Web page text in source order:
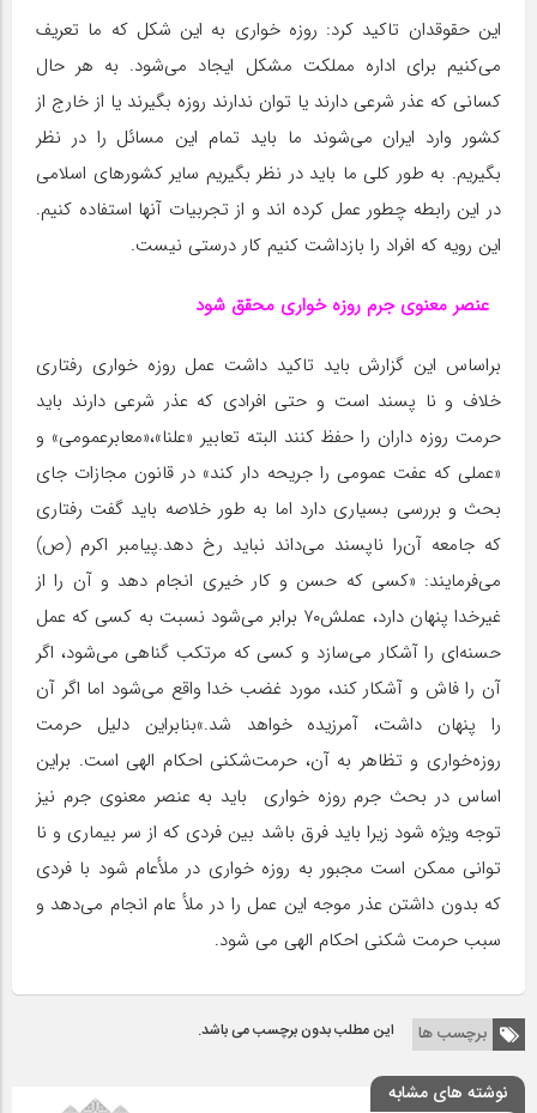
این حقوقدان تاکید کرد: روزه خواری به این شکل که ما تعریف
می‌کنیم برای اداره مملکت مشکل ایجاد می‌شود. به هر حال
کسانی که عذر شرعی دارند یا توان ندارند روزه بگیرند یا از خارج از
کشور وارد ایران می‌شوند ما باید تمام این مسائل را در نظر
بگیریم. به طور کلی ما باید در نظر بگیریم سایر کشورهای اسلامی
در این رابطه چطور عمل کرده اند و از تجربیات آنها استفاده کنیم.
این رویه که افراد را بازداشت کنیم کار درستی نیست.
عنصر معنوی جرم روزه خواری محقق شود
براساس این گزارش باید تاکید داشت عمل روزه خواری رفتاری
خلاف و نا پسند است و حتی افرادی که عذر شرعی دارند باید
حرمت روزه داران را حفظ کنند البته تعابیر «علنا»،«معابرعمومی» و
«عملی که عفت عمومی را جریحه دار کند» در قانون مجازات جای
بحث و بررسی بسیاری دارد اما به طور خلاصه باید گفت رفتاری
که جامعه آن‌را ناپسند می‌داند نباید رخ دهد.پیامبر اکرم (ص)
می‌فرمایند: «کسی که حسن و کار خیری انجام دهد و آن را از
غیرخدا پنهان دارد، عملش۷۰ برابر می‌شود نسبت به کسی که عمل
حسنه‌ای را آشکار می‌سازد و کسی که مرتکب گناهی می‌شود، اگر
آن را فاش و آشکار کند، مورد غضب خدا واقع می‌شود اما اگر آن
را پنهان داشت، آمرزیده خواهد شد.»بنابراین دلیل حرمت
روزه‌خواری و تظاهر به آن، حرمت‌شکنی احکام الهی است. براین
اساس در بحث جرم روزه خواری باید به عنصر معنوی جرم نیز
توجه ویژه شود زیرا باید فرق باشد بین فردی که از سر بیماری و نا
توانی ممکن است مجبور به روزه خواری در ملأعام شود با فردی
که بدون داشتن عذر موجه این عمل را در ملأ عام انجام می‌دهد و
سبب حرمت شکنی احکام الهی می شود.
برچسب ها این مطلب بدون برچسب می باشد.
نوشته های مشابه